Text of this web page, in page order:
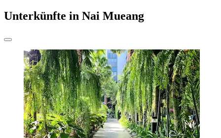
Unterkünfte in Nai Mueang